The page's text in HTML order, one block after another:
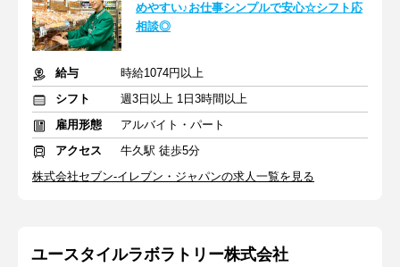
めやすい♪お仕事シンプルで安心☆シフト応
相談◎
給与
時給1074円以上
シフト
週3日以上 1日3時間以上
雇用形態
アルバイト・パート
アクセス
牛久駅 徒歩5分
株式会社セブン-イレブン・ジャパンの求人一覧を見る
ユースタイルラボラトリー株式会社